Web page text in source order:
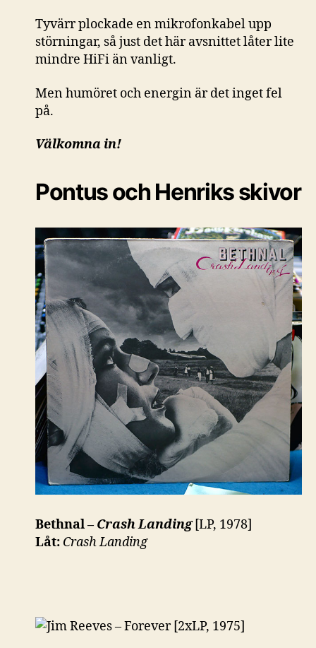
Tyvärr plockade en mikrofonkabel upp
störningar, så just det här avsnittet låter lite
mindre HiFi än vanligt.
Men humöret och energin är det inget fel
på.
Välkomna in!
Pontus och Henriks skivor
Bethnal – Crash Landing[LP, 1978]
Låt: Crash Landing